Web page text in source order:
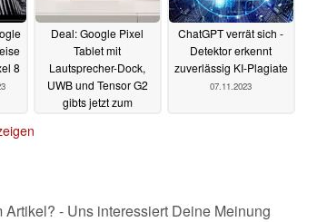
8
Deal: Google Pixel
Tablet mit
Lautsprecher-Dock,
UWB und Tensor G2
gibts jetzt zum
ChatGPT verrät sich -
Detektor erkennt
zuverlässig KI-Plagiate
07.11.2023
- Uns interessiert Deine Meinung